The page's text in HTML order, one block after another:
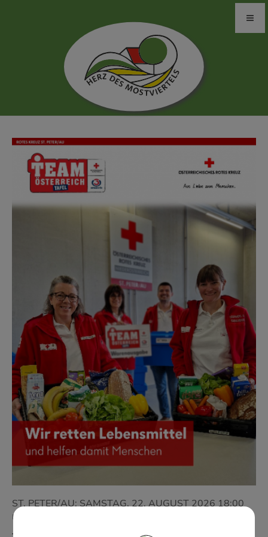
ST. PETER/AU: SAMSTAG, 22. AUGUST 2026 18:00
UHR BIS 20:00 UHR